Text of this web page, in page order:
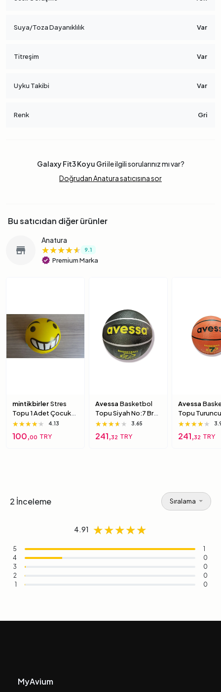
Suya/Toza Dayanıklılık Var
Titreşim Var
Uyku Takibi Var
Renk Gri
Galaxy Fit3 Koyu Griile ilgili sorularınız mı var?
Doğrudan Anatura satıcısına sor
Bu satıcıdan diğer ürünler
store
Anatura
★★★★★
★★★★★
★★★★★ 9.1
verified Premium Marka
mintikbirlerStres
Topu 1 Adet Çocuk
Için Yumuşak
Süngerimsi Içi Dolu
Top 6 Numara
★★★★★
★★★★★
★★★★★ 4.13
100,00 TRY
Avessa Basketbol
Topu Siyah No:7 Brc-
7 7 Numara
★★★★★
★★★★★
★★★★★ 3.65
241,32 TRY
Avessa
Topu
Brc-7 5
★★★★★
★★★★★
★★★★★
241,32 TRY
2 İnceleme Sıralama
4.91 ★★★★★
★★★★★
★★★★★
5
1
4
0
3
0
2
0
1
0
MyAvium